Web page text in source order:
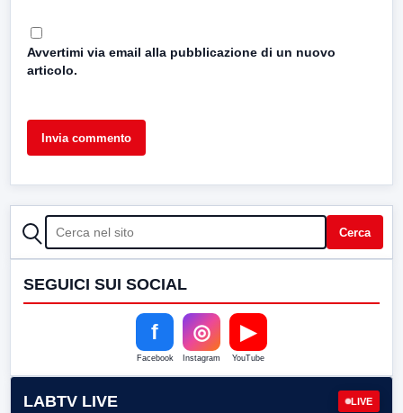
Avvertimi via email alla pubblicazione di un nuovo
articolo.
CERCA Cerca
SEGUICI SUI SOCIAL
f
Facebook
◎
Instagram
▶
YouTube
LABTV LIVE LIVE